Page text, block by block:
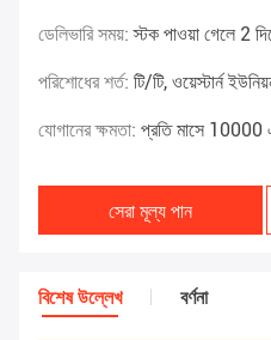
ডেলিভারি সময়:স্টক পাওয়া গেলে 2
পরিশোধের শর্ত: টি/টি, ওয়েস্টার্ন
যোগানের ক্ষমতা: প্রতি মাসে 10000
সেরা মূল্য পান
বিশেষ উল্লেখ বর্ণনা